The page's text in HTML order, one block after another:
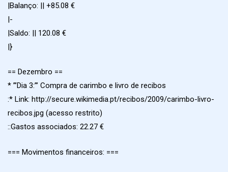
|Balanço: || +85.08 €
|-
|Saldo: || 120.08 €
|}
== Dezembro ==
* ”’Dia 3:”’ Compra de carimbo e livro de recibos
:* Link: http://secure.wikimedia.pt/recibos/2009/carimbo-livro-
recibos.jpg (acesso restrito)
::Gastos associados: 22.27 €
=== Movimentos financeiros: ===